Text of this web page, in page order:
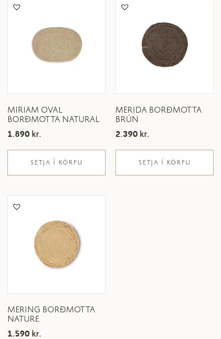
MIRIAM OVAL
BORÐMOTTA NATURAL
1.890 kr.
SETJA Í KÖRFU
MERIDA BORÐMOTTA
BRÚN
2.390 kr.
SETJA Í KÖRFU
MERING BORÐMOTTA
NATURE
1.590 kr.